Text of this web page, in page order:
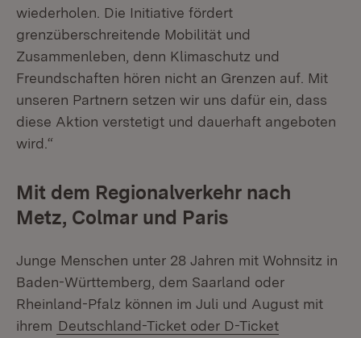
wiederholen. Die Initiative fördert
grenzüberschreitende Mobilität und
Zusammenleben, denn Klimaschutz und
Freundschaften hören nicht an Grenzen auf. Mit
unseren Partnern setzen wir uns dafür ein, dass
diese Aktion verstetigt und dauerhaft angeboten
wird.“
Mit dem Regionalverkehr nach
Metz, Colmar und Paris
Junge Menschen unter 28 Jahren mit Wohnsitz in
Baden-Württemberg, dem Saarland oder
Rheinland-Pfalz können im Juli und August mit
ihrem Deutschland-Ticket oder D-Ticket